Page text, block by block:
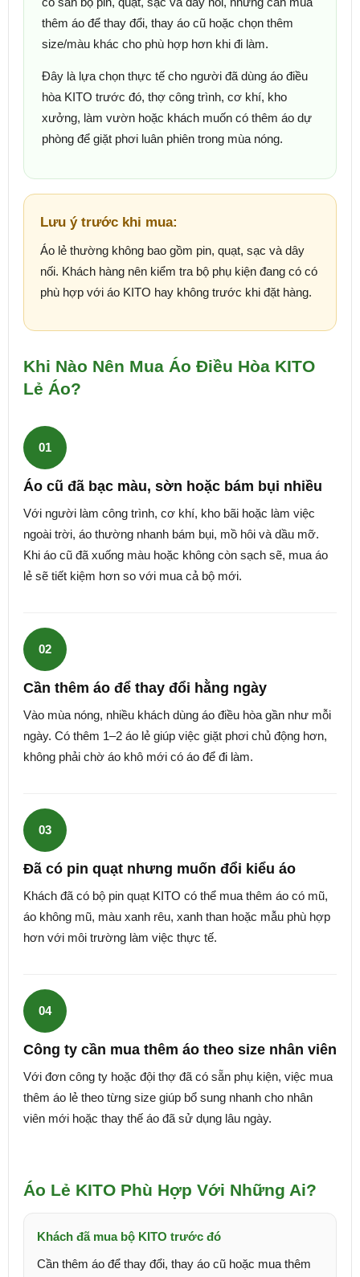
thêm áo để thay đổi, thay áo cũ hoặc chọn thêm
size/màu khác cho phù hợp hơn khi đi làm.
Đây là lựa chọn thực tế cho người đã dùng áo điều
hòa KITO trước đó, thợ công trình, cơ khí, kho
xưởng, làm vườn hoặc khách muốn có thêm áo dự
phòng để giặt phơi luân phiên trong mùa nóng.
Lưu ý trước khi mua:
Áo lẻ thường không bao gồm pin, quạt, sạc và dây
nối. Khách hàng nên kiểm tra bộ phụ kiện đang có có
phù hợp với áo KITO hay không trước khi đặt hàng.
Khi Nào Nên Mua Áo Điều Hòa KITO
Lẻ Áo?
01
Áo cũ đã bạc màu, sờn hoặc bám bụi nhiều
Với người làm công trình, cơ khí, kho bãi hoặc làm việc
ngoài trời, áo thường nhanh bám bụi, mồ hôi và dầu mỡ.
Khi áo cũ đã xuống màu hoặc không còn sạch sẽ, mua áo
lẻ sẽ tiết kiệm hơn so với mua cả bộ mới.
02
Cần thêm áo để thay đổi hằng ngày
Vào mùa nóng, nhiều khách dùng áo điều hòa gần như mỗi
ngày. Có thêm 1–2 áo lẻ giúp việc giặt phơi chủ động hơn,
không phải chờ áo khô mới có áo để đi làm.
03
Đã có pin quạt nhưng muốn đổi kiểu áo
Khách đã có bộ pin quạt KITO có thể mua thêm áo có mũ,
áo không mũ, màu xanh rêu, xanh than hoặc mẫu phù hợp
hơn với môi trường làm việc thực tế.
04
Công ty cần mua thêm áo theo size nhân viên
Với đơn công ty hoặc đội thợ đã có sẵn phụ kiện, việc mua
thêm áo lẻ theo từng size giúp bổ sung nhanh cho nhân
viên mới hoặc thay thế áo đã sử dụng lâu ngày.
Áo Lẻ KITO Phù Hợp Với Những Ai?
Khách đã mua bộ KITO trước đó
Cần thêm áo để thay đổi, thay áo cũ hoặc mua thêm